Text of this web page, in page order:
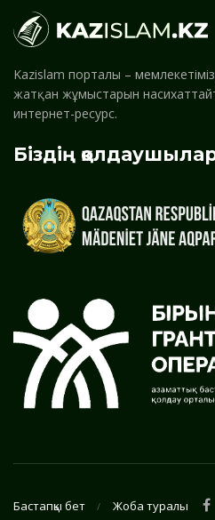
Kazislam порталы –
жатқан жұмыстарын
интернет-ресурс.
Біздің
Бастапқы бет Жоба туралы